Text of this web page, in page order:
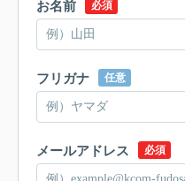
お名前 必須
フリガナ 任意
メールアドレス 必須